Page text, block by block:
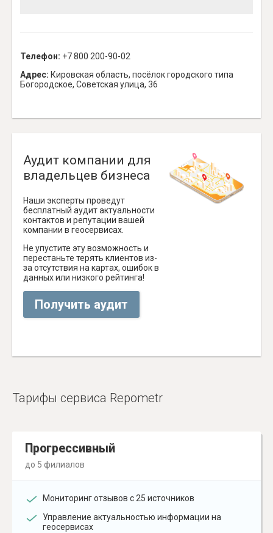
Телефон: +7 800 200-90-02
Адрес: Кировская область, посёлок городского типа
Богородское, Советская улица, 36
Аудит компании для
владельцев бизнеса
Наши эксперты проведут
бесплатный аудит актуальности
контактов и репутации вашей
компании в геосервисах.
Не упустите эту возможность и
перестаньте терять клиентов из-
за отсутствия на картах, ошибок в
данных или низкого рейтинга!
Получить аудит
Тарифы сервиса Repometr
Прогрессивный
до 5 филиалов
Мониторинг отзывов с 25 источников
Управление актуальностью информации на
геосервисах